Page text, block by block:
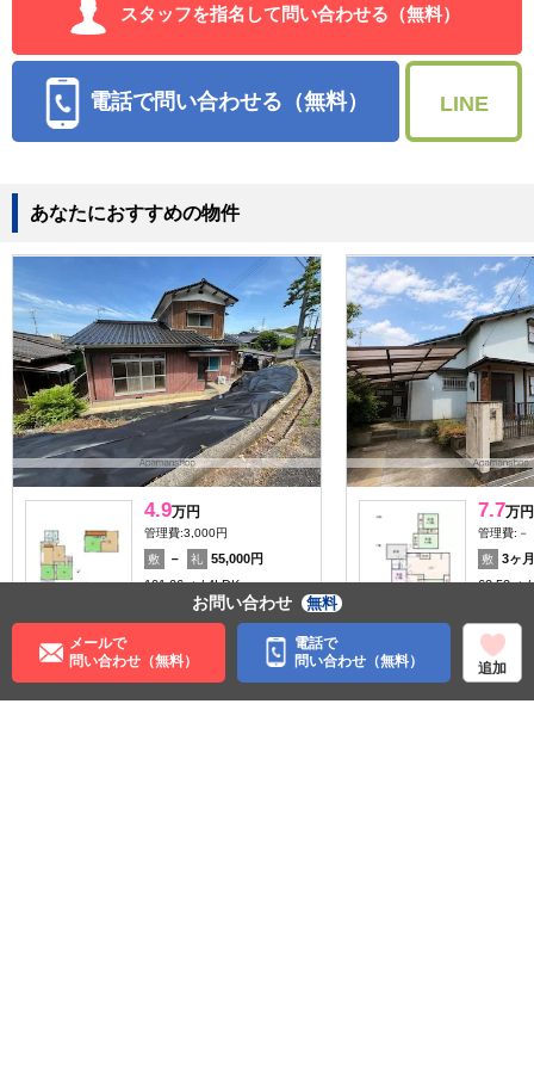
スタッフを指名して問い合わせる（無料）
電話で問い合わせる（無料） LINE
あなたにおすすめの物件
4.9万円
管理費:3,000円
敷 － 礼
55,000円
101.06㎡
4LDK
宇部駅 徒歩12分
山口県宇部市西宇部北７丁
ペット可 ルームシェア
7.7万円
管理費:－
敷
3ヶ月
62.52㎡
山口県宇
料理が楽 暖かい
お問い合わせ 無料
メールで
問い合わせ（無料）
電話で
問い合わせ（無料）
追加